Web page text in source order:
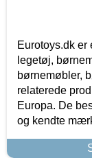
Eurotoys.dk er
legetøj,
børnemøbler,
relaterede
Europa. De
og kendte